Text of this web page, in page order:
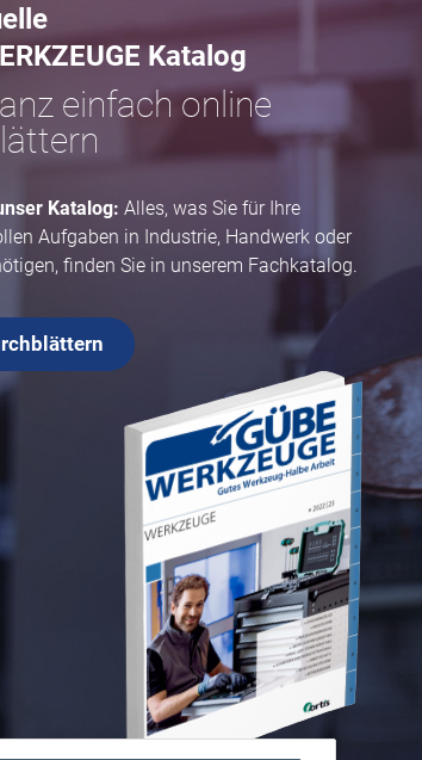
Katalog
einfach online
Katalog: Alles, was Sie für Ihre
Aufgaben in Industrie, Handwerk oder
finden Sie in unserem Fachkatalog.